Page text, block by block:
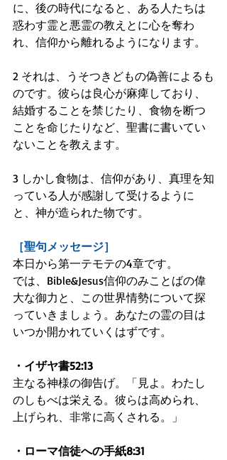
に、後の時代になると、ある人たちは
惑わす霊と悪霊の教えとに心を奪わ
れ、信仰から離れるようになります。
2 それは、うそつきどもの偽善によるも
のです。彼らは良心が麻痺しており、
結婚することを禁じたり、食物を断つ
ことを命じたりなど、聖書に書いてい
ないことを教えます。
3 しかし食物は、信仰があり、真理を知
っている人が感謝して受けるように
と、神が造られた物です。
［聖句メッセージ］
本日から第一テモテの4章です。
では、Bible&Jesus信仰のみことばの偉
大な御力と、この世界情勢について探
っていきましょう。あなたの霊の目は
いつか開かれていくはずです。
・イザヤ書52:13
主なる神様の御告げ。「見よ。わたし
のしもべは栄える。彼らは高められ、
上げられ、非常に高くされる。」
・ローマ信徒への手紙8:31